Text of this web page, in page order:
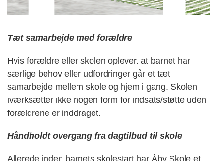
Tæt samarbejde med forældre
Hvis forældre eller skolen oplever, at barnet har
særlige behov eller udfordringer går et tæt
samarbejde mellem skole og hjem i gang. Skolen
iværksætter ikke nogen form for indsats/støtte uden
forældrene er inddraget.
Håndholdt overgang fra dagtilbud til skole
Allerede inden barnets skolestart har Åby Skole et